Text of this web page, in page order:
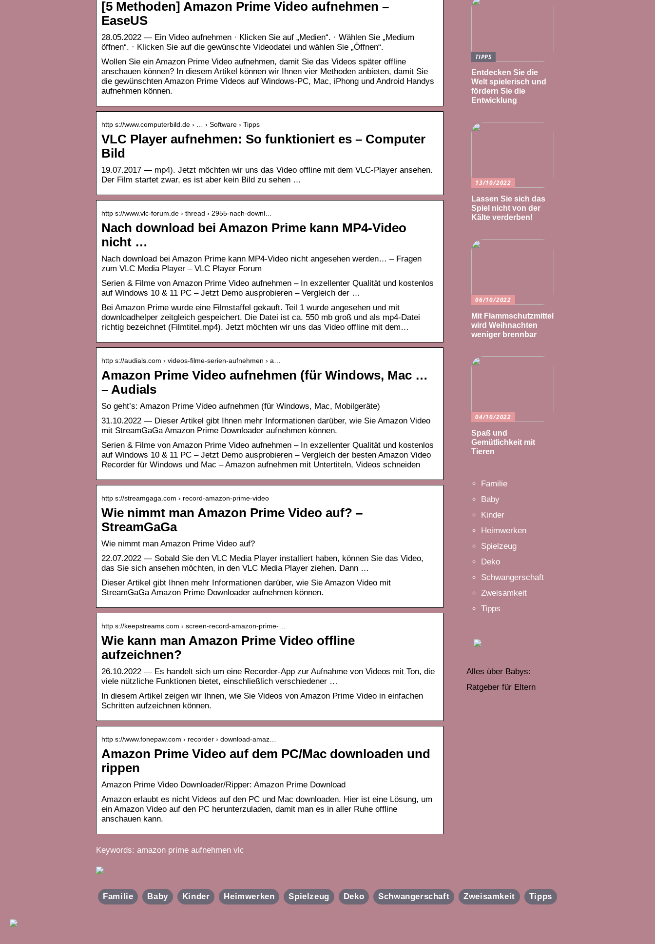
[5 Methoden] Amazon Prime Video aufnehmen –
EaseUS
28.05.2022 — Ein Video aufnehmen · Klicken Sie auf „Medien“. · Wählen Sie „Medium
öffnen“. · Klicken Sie auf die gewünschte Videodatei und wählen Sie „Öffnen“.
Wollen Sie ein Amazon Prime Video aufnehmen, damit Sie das Videos später offline
anschauen können? In diesem Artikel können wir Ihnen vier Methoden anbieten, damit Sie
die gewünschten Amazon Prime Videos auf Windows-PC, Mac, iPhong und Android Handys
aufnehmen können.
http s://www.computerbild.de › … › Software › Tipps
VLC Player aufnehmen: So funktioniert es – Computer
Bild
19.07.2017 — mp4). Jetzt möchten wir uns das Video offline mit dem VLC-Player ansehen.
Der Film startet zwar, es ist aber kein Bild zu sehen …
http s://www.vlc-forum.de › thread › 2955-nach-downl…
Nach download bei Amazon Prime kann MP4-Video
nicht …
Nach download bei Amazon Prime kann MP4-Video nicht angesehen werden… – Fragen
zum VLC Media Player – VLC Player Forum
Serien & Filme von Amazon Prime Video aufnehmen – In exzellenter Qualität und kostenlos
auf Windows 10 & 11 PC – Jetzt Demo ausprobieren – Vergleich der …
Bei Amazon Prime wurde eine Filmstaffel gekauft. Teil 1 wurde angesehen und mit
downloadhelper zeitgleich gespeichert. Die Datei ist ca. 550 mb groß und als mp4-Datei
richtig bezeichnet (Filmtitel.mp4). Jetzt möchten wir uns das Video offline mit dem…
http s://audials.com › videos-filme-serien-aufnehmen › a…
Amazon Prime Video aufnehmen (für Windows, Mac …
– Audials
So geht’s: Amazon Prime Video aufnehmen (für Windows, Mac, Mobilgeräte)
31.10.2022 — Dieser Artikel gibt Ihnen mehr Informationen darüber, wie Sie Amazon Video
mit StreamGaGa Amazon Prime Downloader aufnehmen können.
Serien & Filme von Amazon Prime Video aufnehmen – In exzellenter Qualität und kostenlos
auf Windows 10 & 11 PC – Jetzt Demo ausprobieren – Vergleich der besten Amazon Video
Recorder für Windows und Mac – Amazon aufnehmen mit Untertiteln, Videos schneiden
http s://streamgaga.com › record-amazon-prime-video
Wie nimmt man Amazon Prime Video auf? –
StreamGaGa
Wie nimmt man Amazon Prime Video auf?
22.07.2022 — Sobald Sie den VLC Media Player installiert haben, können Sie das Video,
das Sie sich ansehen möchten, in den VLC Media Player ziehen. Dann …
Dieser Artikel gibt Ihnen mehr Informationen darüber, wie Sie Amazon Video mit
StreamGaGa Amazon Prime Downloader aufnehmen können.
http s://keepstreams.com › screen-record-amazon-prime-…
Wie kann man Amazon Prime Video offline
aufzeichnen?
26.10.2022 — Es handelt sich um eine Recorder-App zur Aufnahme von Videos mit Ton, die
viele nützliche Funktionen bietet, einschließlich verschiedener …
In diesem Artikel zeigen wir Ihnen, wie Sie Videos von Amazon Prime Video in einfachen
Schritten aufzeichnen können.
http s://www.fonepaw.com › recorder › download-amaz…
Amazon Prime Video auf dem PC/Mac downloaden und
rippen
Amazon Prime Video Downloader/Ripper: Amazon Prime Download
Amazon erlaubt es nicht Videos auf den PC und Mac downloaden. Hier ist eine Lösung, um
ein Amazon Video auf den PC herunterzuladen, damit man es in aller Ruhe offline
anschauen kann.
Keywords: amazon prime aufnehmen vlc
TIPPS
Entdecken Sie die
Welt spielerisch und
fördern Sie die
Entwicklung
13/10/2022
Lassen Sie sich das
Spiel nicht von der
Kälte verderben!
06/10/2022
Mit Flammschutzmittel
wird Weihnachten
weniger brennbar
04/10/2022
Spaß und
Gemütlichkeit mit
Tieren
Familie
Baby
Kinder
Heimwerken
Spielzeug
Deko
Schwangerschaft
Zweisamkeit
Tipps
Alles über Babys:
Ratgeber für Eltern
Familie Baby Kinder Heimwerken Spielzeug Deko Schwangerschaft Zweisamkeit Tipps